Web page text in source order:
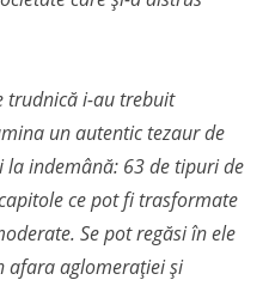
trudnică i-au trebuit
un autentic tezaur de
la indemână: 63 de tipuri de
ce pot fi trasformate
Se pot regăsi în ele
afara aglomerației și